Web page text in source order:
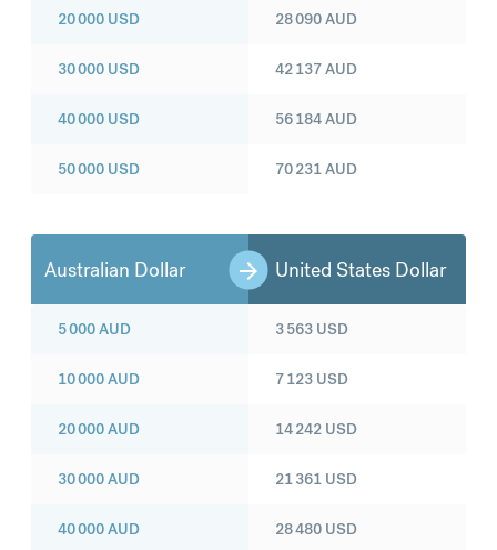
20 000 USD
30 000 USD
40 000 USD
50 000 USD
28 090AUD
42 137AUD
56 184AUD
70 231AUD
Australian Dollar United States Dollar
5 000AUD
10 000AUD
20 000AUD
30 000AUD
40 000AUD
3 563 USD
7 123 USD
14 242 USD
21 361 USD
28 480 USD